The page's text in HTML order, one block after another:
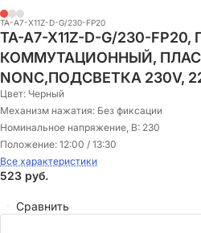
TA-A7-X11Z-D-G/230-FP20
TA-A7-X11Z-D-G/230-
КОММУТАЦИОННЫЙ,
NONC,ПОДСВЕТКА 230V,
Цвет: Черный
Механизм нажатия: Без фиксации
Номинальное напряжение, В: 230
Положение: 12:00 / 13:30
Все характеристики
523 руб.
Сравнить